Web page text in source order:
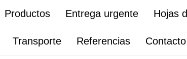
Productos Entrega urgente Hojas
Transporte Referencias Contacto